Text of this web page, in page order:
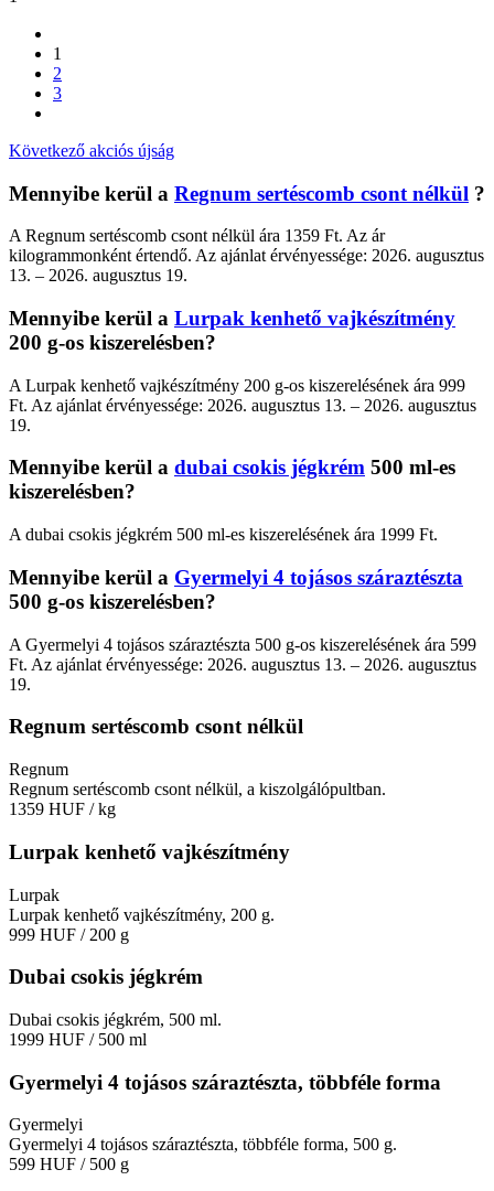
1
2
3
Következő akciós újság
Mennyibe kerül a Regnum sertéscomb csont nélkül ?
A Regnum sertéscomb csont nélkül ára 1359 Ft. Az ár
kilogrammonként értendő. Az ajánlat érvényessége: 2026. augusztus
13. – 2026. augusztus 19.
Mennyibe kerül a Lurpak kenhető vajkészítmény
200 g-os kiszerelésben?
A Lurpak kenhető vajkészítmény 200 g-os kiszerelésének ára 999
Ft. Az ajánlat érvényessége: 2026. augusztus 13. – 2026. augusztus
19.
Mennyibe kerül a dubai csokis jégkrém 500 ml-es
kiszerelésben?
A dubai csokis jégkrém 500 ml-es kiszerelésének ára 1999 Ft.
Mennyibe kerül a Gyermelyi 4 tojásos száraztészta
500 g-os kiszerelésben?
A Gyermelyi 4 tojásos száraztészta 500 g-os kiszerelésének ára 599
Ft. Az ajánlat érvényessége: 2026. augusztus 13. – 2026. augusztus
19.
Regnum sertéscomb csont nélkül
Regnum
Regnum sertéscomb csont nélkül, a kiszolgálópultban.
1359 HUF / kg
Lurpak kenhető vajkészítmény
Lurpak
Lurpak kenhető vajkészítmény, 200 g.
999 HUF / 200 g
Dubai csokis jégkrém
Dubai csokis jégkrém, 500 ml.
1999 HUF / 500 ml
Gyermelyi 4 tojásos száraztészta, többféle forma
Gyermelyi
Gyermelyi 4 tojásos száraztészta, többféle forma, 500 g.
599 HUF / 500 g